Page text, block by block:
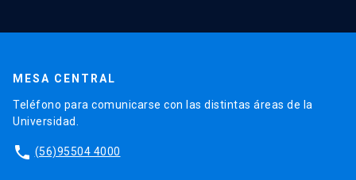
MESA CENTRAL
Teléfono para comunicarse con las distintas áreas de la
Universidad.
phone (56)95504 4000